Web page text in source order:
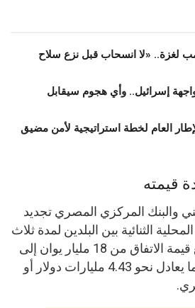
لغزة.. «لا انسحاب قبل نزع سلاح
إسرائيل.. وأي هجوم سيقابل
العام لخطة استراتيجية لأمن مضيق
قيمته
والبنك المركزي المصري تجديد
الثنائية بين البلدين لمدة ثلاث
سنوات جديدة، مع رفع قيمة الاتفاق من 18 مليار يوان إلى
30 مليار يوان صيني، بما يعادل نحو 4.43 مليارات دولار أو